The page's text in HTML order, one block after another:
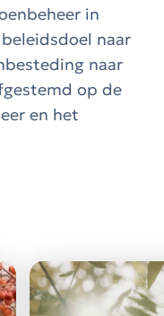
in
naar
naar
op de
en het